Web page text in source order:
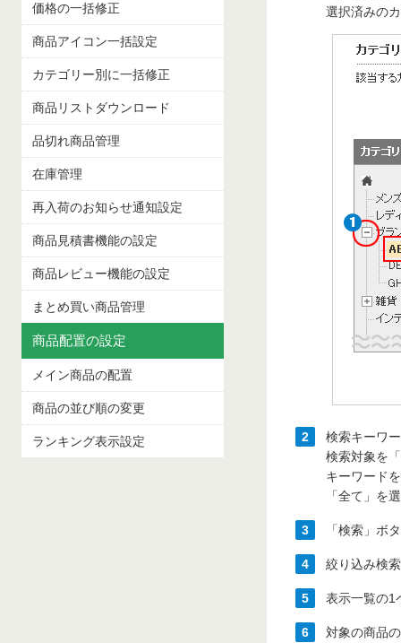
価格の一括修正
商品アイコン一括設定
カテゴリー別に一括修正
商品リストダウンロード
品切れ商品管理
在庫管理
再入荷のお知らせ通知設定
商品見積書機能の設定
商品レビュー機能の設定
まとめ買い商品管理
商品配置の設定
メイン商品の配置
商品の並び順の変更
ランキング表示設定
選択済みの
2
検索キーワ
検索対象を
キーワード
「全て」を
3 「検索」ボ
4 絞り込み検
5 表示一覧の1
6 対象の商品